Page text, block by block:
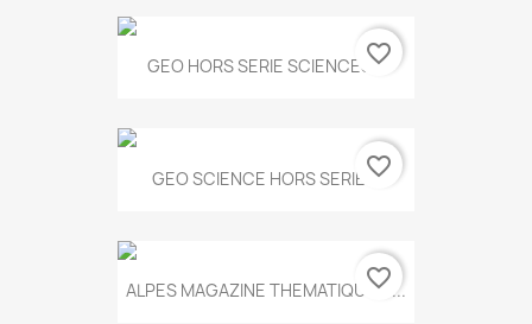
GEO HORS SERIE SCIENCES...
favorite_border
GEO SCIENCE HORS SERIE...favorite_border
ALPES MAGAZINE THEMATIQUE N...
favorite_border